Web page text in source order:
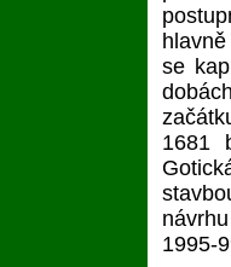
se
1681
1995-